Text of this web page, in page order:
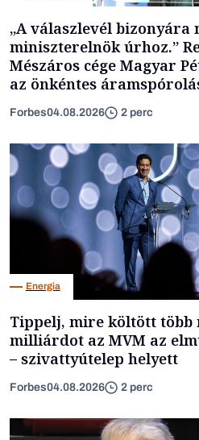
„A válaszlevél bizonyára
miniszterelnök úrhoz.”
Mészáros cége Magyar
az önkéntes
Forbes04.08.2026 2 perc
Energia
Tippelj, mire költött több
milliárdot az MVM az
– szivattyútelep helyett
Forbes04.08.2026 2 perc